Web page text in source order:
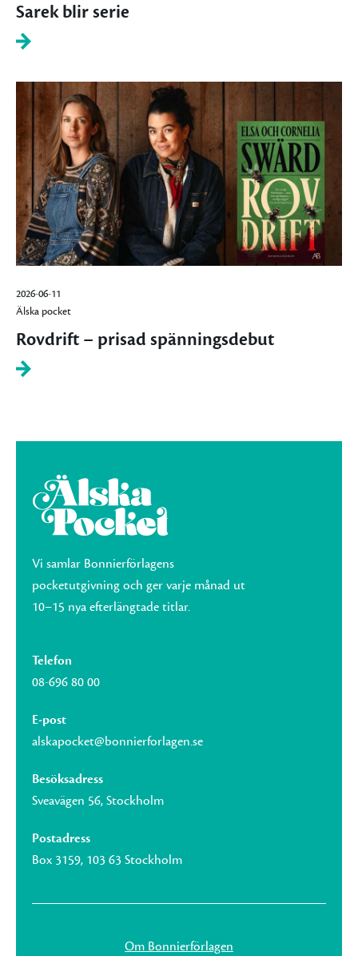
Sarek blir serie
2026-06-11
Älska pocket
Rovdrift – prisad spänningsdebut
Vi samlar Bonnierförlagens
pocketutgivning och ger varje månad ut
10–15 nya efterlängtade titlar.
Telefon
08-696 80 00
E-post
alskapocket@bonnierforlagen.se
Besöksadress
Sveavägen 56, Stockholm
Postadress
Box 3159, 103 63 Stockholm
Om Bonnierförlagen